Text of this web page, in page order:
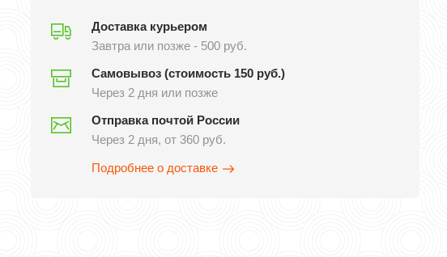
Доставка курьером
Завтра или позже - 500 руб.
Самовывоз (стоимость 150 руб.)
Через 2 дня или позже
Отправка почтой России
Через 2 дня, от 360 руб.
Подробнее о доставке